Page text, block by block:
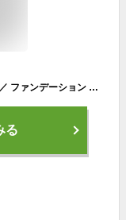
＼クーポンでMAX54%OFF! ~7/28(月)9:59まで／ ファンデーション パウダー カバー力 韓国 コスメ ミネラル 【D-クリア ファンデーション レフィル 】 ファンデ 毛穴 崩れない ナチュラル オークル 送料無料 ディーレイ
る